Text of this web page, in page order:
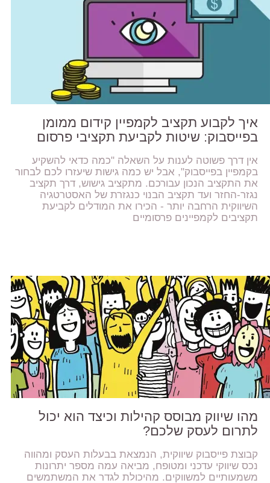
איך לקבוע תקציב לקמפיין קידום ממומן
בפייסבוק: שיטות לקביעת תקציבי פרסום
אין דרך פשוטה לענות על השאלה "כמה כדאי להשקיע
בקמפיין בפייסבוק", אבל יש כמה גישות שיעזרו לכם לבחור
את התקציב הנכון עבורכם. מתקציב גישוש, דרך תקציב
נגזר-החזר ועד תקציב הבנוי כנגזרת של האסטרטגיה
השיווקית הרחבה יותר - הכירו את המודלים לקביעת
תקציבים לקמפיינים פרסומיים
מהו שיווק מבוסס קהילות וכיצד הוא יכול
לתרום לעסק שלכם?
קבוצת פייסבוק שיווקית, הנמצאת בבעלות העסק ומהווה
נכס שיווקי עדכני ומטופח, מביאה עמה מספר יתרונות
משמעותיים למשווקים. מהיכולת לגדר את המשתמשים